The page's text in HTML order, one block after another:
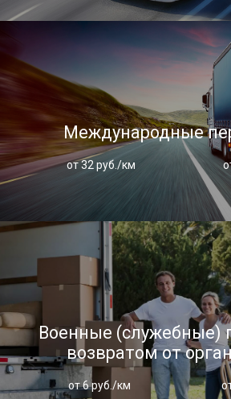
Международные
от 32 руб./км
Военные (служебные)
возвратом от
от 6 руб./км